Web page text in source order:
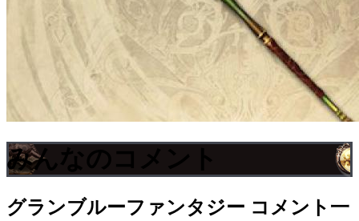
みんなのコメント
グランブルーファンタジー コメント一